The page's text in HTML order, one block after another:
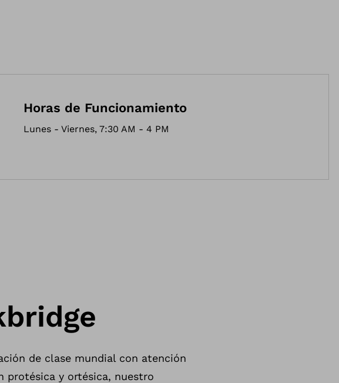
Horas de Funcionamiento
Lunes - Viernes, 7:30 AM - 4 PM
de clase mundial con atención
protésica y ortésica, nuestro